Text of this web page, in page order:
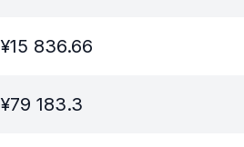
¥15 836.66
¥79 183.3